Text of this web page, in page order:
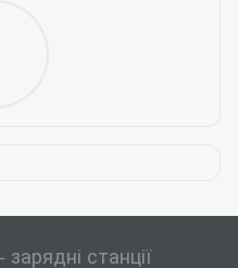
станції